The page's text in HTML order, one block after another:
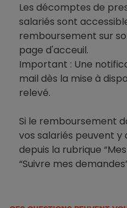
Les décomptes de
salariés sont
remboursement sur
page d'acceuil.
Important : Une
mail dès la mise à
relevé.
Si le remboursement
vos salariés peuvent
depuis la rubrique
“Suivre mes